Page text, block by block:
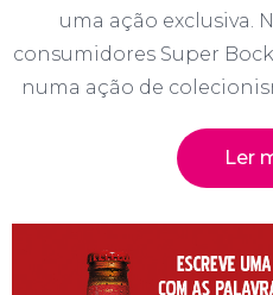
uma ação exclusiva.
consumidores Super
numa ação de
Ler